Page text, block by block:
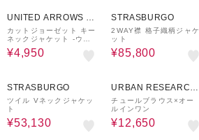
UNITED ARROWS O
UTLET
カットジョーゼット キー
ネックジャケット ‐ウォ
ッシャブル・セットアッ
プ対応‐＜A DAY IN TH
¥4,950
STRASBURGO
2WAY襟 格子織柄ジャケ
ット
¥85,800
STRASBURGO
ツイル Vネックジャケッ
ト
¥53,130
URBAN RESEARCH
ware house
チュールブラウス×オー
ルインワン
¥12,650